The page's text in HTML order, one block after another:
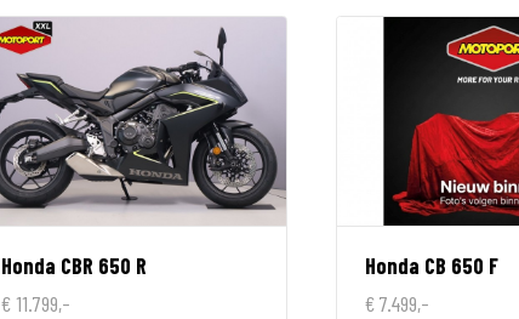
Honda CBR 650 R
€ 11.799,-
Honda CB 650 F
€ 7.499,-